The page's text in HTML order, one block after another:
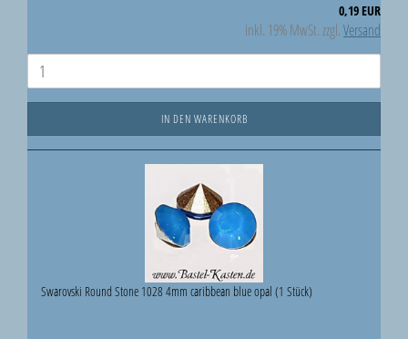
0,19 EUR
inkl. 19% MwSt. zzgl.Versand
IN DEN WARENKORB
Swarovski Round Stone 1028 4mm caribbean blue opal (1 Stück)